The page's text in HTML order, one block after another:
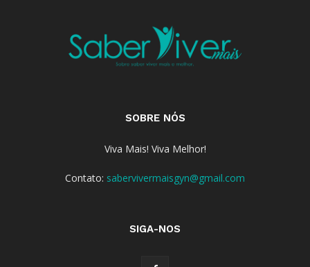
SOBRE NÓS
Viva Mais! Viva Melhor!
Contato: sabervivermaisgyn@gmail.com
SIGA-NOS